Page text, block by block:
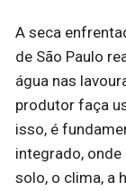
A seca
de São Paulo
água nas
produtor faça
isso, é
integrado,
solo, o clima, a